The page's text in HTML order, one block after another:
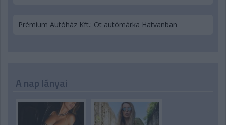
Prémium Autóház Kft.: Öt autómárka Hatvanban
A nap lányai